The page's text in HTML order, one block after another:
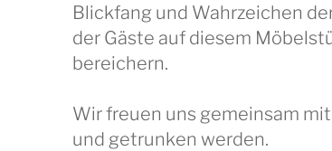
Blickfang und Wahrzeichen
der Gäste auf diesem
bereichern.
Wir freuen uns gemeinsam
und getrunken werden.